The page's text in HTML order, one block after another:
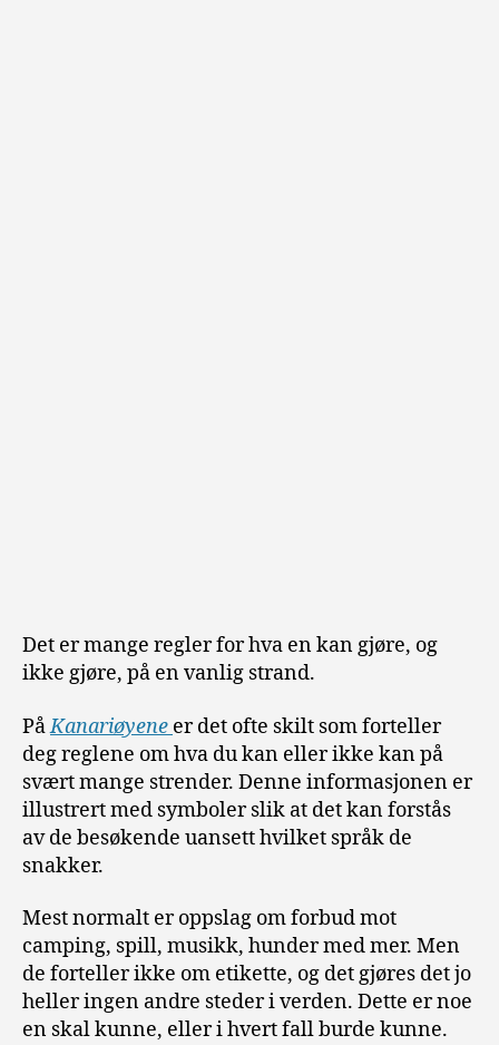
Det er mange regler for hva en kan gjøre, og
ikke gjøre, på en vanlig strand.
PåKanariøyene er det ofte skilt som forteller
deg reglene om hva du kan eller ikke kan på
svært mange strender. Denne informasjonen er
illustrert med symboler slik at det kan forstås
av de besøkende uansett hvilket språk de
snakker.
Mest normalt er oppslag om forbud mot
camping, spill, musikk, hunder med mer. Men
de forteller ikke om etikette, og det gjøres det jo
heller ingen andre steder i verden. Dette er noe
en skal kunne, eller i hvert fall burde kunne.